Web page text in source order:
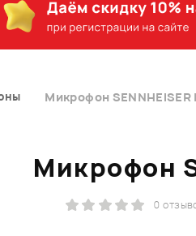
Микрофон SENNHEISER
Микрофон
0